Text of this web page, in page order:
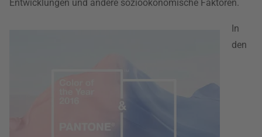
Entwicklungen und andere sozioökonomische Faktoren.
In
den